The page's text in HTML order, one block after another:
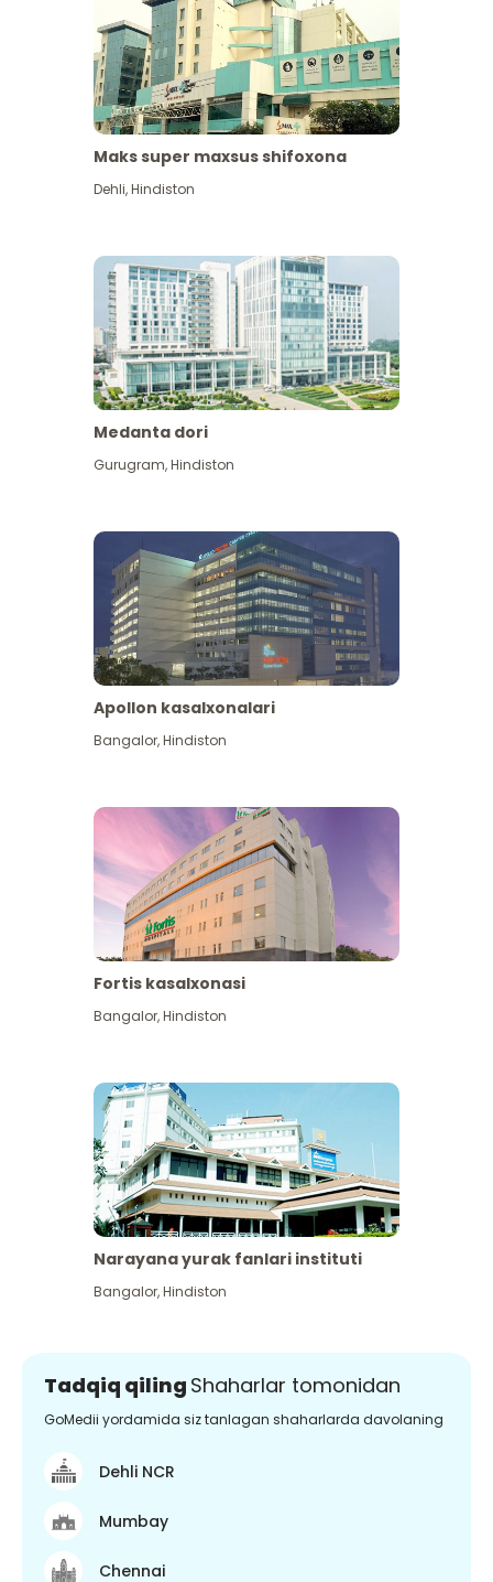
Maks super maxsus shifoxona
Dehli,Hindiston
Medanta dori
Gurugram,Hindiston
Apollon kasalxonalari
Bangalor,Hindiston
Fortis kasalxonasi
Bangalor,Hindiston
Narayana yurak fanlari instituti
Bangalor,Hindiston
Tadqiq qiling Shaharlar tomonidan
GoMedii yordamida siz tanlagan shaharlarda davolaning
Dehli NCR
Mumbay
Chennai